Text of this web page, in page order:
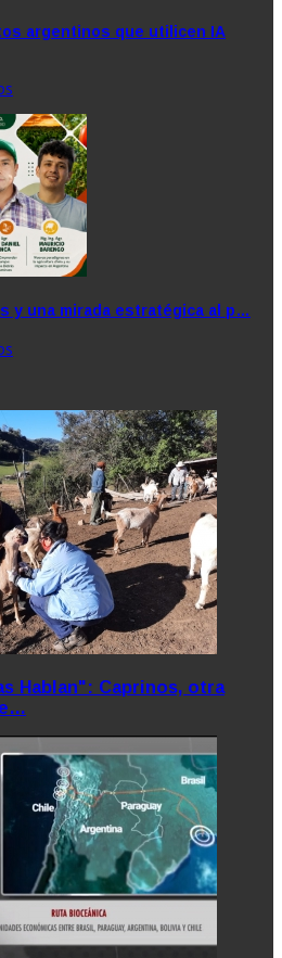
argentinos que utilicen IA
y una mirada estratégica al p…
Hablan": Caprinos, otra